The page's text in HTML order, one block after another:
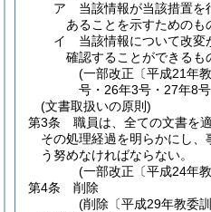
ア
当該情報が当該措置
あることを示すためのも
イ
当該情報について改変
確認することができるも
(一部改正〔平成21年
号・26年3号・27年8
(文書取扱いの原則)
第3条
職員は、全ての文書を
その処理経過を明らかにし、
う努めなければならない。
(一部改正〔平成24年
第4条
削除
(削除〔平成29年教委